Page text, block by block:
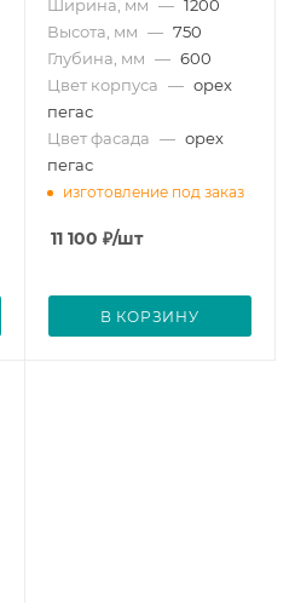
Ширина, мм — 1200
Высота, мм — 750
Глубина, мм — 600
Цвет корпуса — орех
пегас
Цвет фасада — орех
пегас
изготовление под заказ
11 100 ₽/шт
В КОРЗИНУ